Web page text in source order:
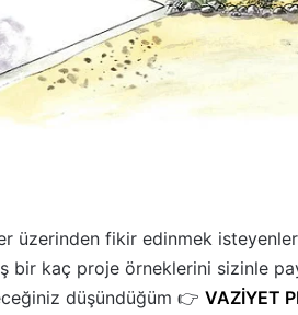
üzerinden fikir edinmek
bir kaç proje örneklerini sizinle
düşündüğüm 👉 VAZİYET